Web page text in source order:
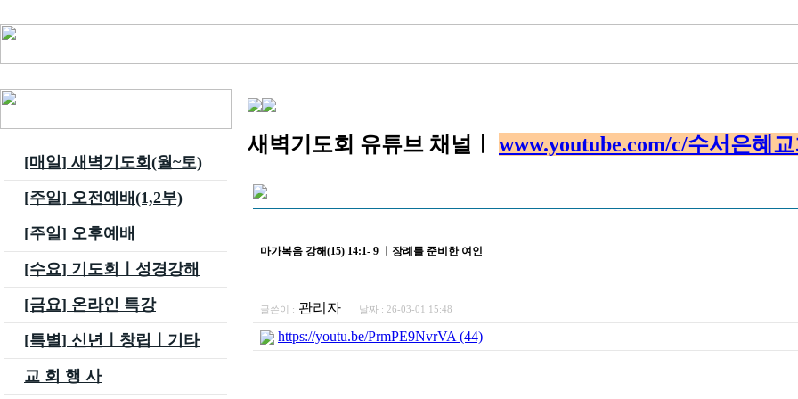
[매일] 새벽기도회(월~토)
[주일] 오전예배(1,2부)
[주일] 오후예배
[수요] 기도회ㅣ성경강해
[금요] 온라인 특강
[특별] 신년ㅣ창립ㅣ기타
교 회 행 사
새벽기도회 유튜브 채널ㅣ www.youtube.com/c/수서은혜
마가복음 강해(15) 14:1- 9 ㅣ장례를 준비한 여인
글쓴이 : 관리자 날짜 : 26-03-01 15:48
https://youtu.be/PrmPE9NvrVA (44)